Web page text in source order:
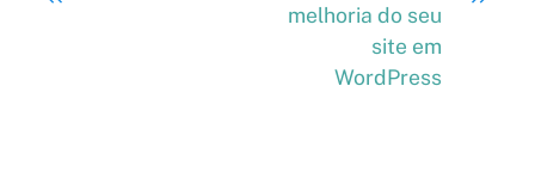
melhoria do seu
site em
WordPress